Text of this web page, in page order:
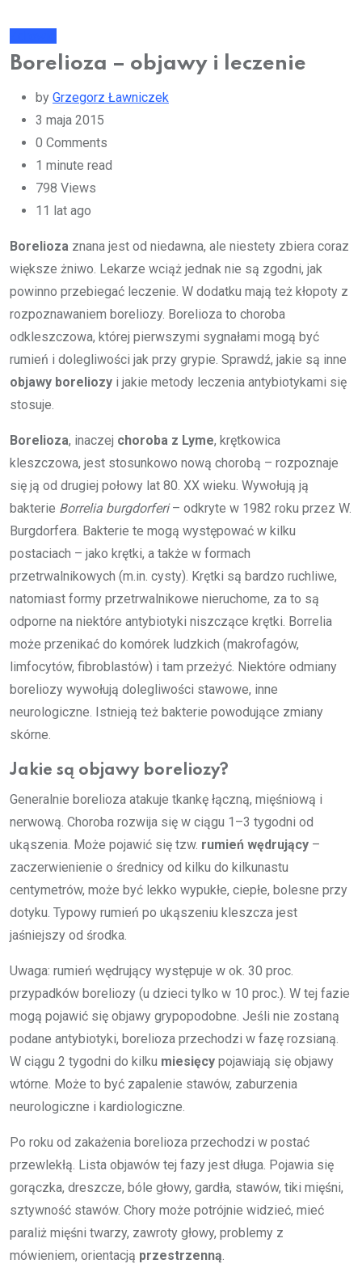
Borelioza – objawy i leczenie
by Grzegorz Ławniczek
3 maja 2015
0 Comments
1 minute read
798 Views
11 lat ago
Borelioza znana jest od niedawna, ale niestety zbiera coraz
większe żniwo. Lekarze wciąż jednak nie są zgodni, jak
powinno przebiegać leczenie. W dodatku mają też kłopoty z
rozpoznawaniem boreliozy. Borelioza to choroba
odkleszczowa, której pierwszymi sygnałami mogą być
rumień i dolegliwości jak przy grypie. Sprawdź, jakie są inne
objawy boreliozy i jakie metody leczenia antybiotykami się
stosuje.
Borelioza, inaczej choroba z Lyme, krętkowica
kleszczowa, jest stosunkowo nową chorobą – rozpoznaje
się ją od drugiej połowy lat 80. XX wieku. Wywołują ją
bakterie Borrelia burgdorferi– odkryte w 1982 roku przez W.
Burgdorfera. Bakterie te mogą występować w kilku
postaciach – jako krętki, a także w formach
przetrwalnikowych (m.in. cysty). Krętki są bardzo ruchliwe,
natomiast formy przetrwalnikowe nieruchome, za to są
odporne na niektóre antybiotyki niszczące krętki. Borrelia
może przenikać do komórek ludzkich (makrofagów,
limfocytów, fibroblastów) i tam przeżyć. Niektóre odmiany
boreliozy wywołują dolegliwości stawowe, inne
neurologiczne. Istnieją też bakterie powodujące zmiany
skórne.
Jakie są objawy boreliozy?
Generalnie borelioza atakuje tkankę łączną, mięśniową i
nerwową. Choroba rozwija się w ciągu 1–3 tygodni od
ukąszenia. Może pojawić się tzw. rumień wędrujący –
zaczerwienienie o średnicy od kilku do kilkunastu
centymetrów, może być lekko wypukłe, ciepłe, bolesne przy
dotyku. Typowy rumień po ukąszeniu kleszcza jest
jaśniejszy od środka.
Uwaga: rumień wędrujący występuje w ok. 30 proc.
przypadków boreliozy (u dzieci tylko w 10 proc.). W tej fazie
mogą pojawić się objawy grypopodobne. Jeśli nie zostaną
podane antybiotyki, borelioza przechodzi w fazę rozsianą.
W ciągu 2 tygodni do kilku miesięcy pojawiają się objawy
wtórne. Może to być zapalenie stawów, zaburzenia
neurologiczne i kardiologiczne.
Po roku od zakażenia borelioza przechodzi w postać
przewlekłą. Lista objawów tej fazy jest długa. Pojawia się
gorączka, dreszcze, bóle głowy, gardła, stawów, tiki mięśni,
sztywność stawów. Chory może potrójnie widzieć, mieć
paraliż mięśni twarzy, zawroty głowy, problemy z
mówieniem, orientacją przestrzenną.